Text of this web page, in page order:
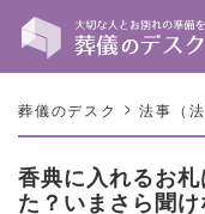
葬儀のデスク >法事（
香典に入れるお
た？いまさら聞